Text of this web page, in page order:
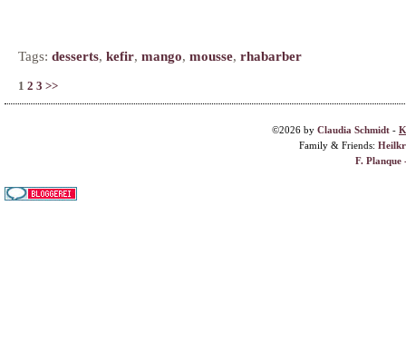
Tags: desserts, kefir, mango, mousse, rhabarber
1 2 3 >>
©2026 by Claudia Schmidt -
Family & Friends:
F. Planque